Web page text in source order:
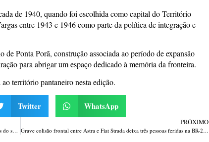
de 1940, quando foi escolhida como capital do Território
entre 1943 e 1946 como parte da política de integração e
Ponta Porã, construção associada ao período de expansão
para abrigar um espaço dedicado à memória da fronteira.
território pantaneiro nesta edição.
Twitter WhatsApp
Passo Fundo confirma 3º óbito por Influenza em 2026; vítimas eram todas do sexo feminino
PRÓXIMO
Grave colisão frontal entre Astra e Fiat Strada deixa três pessoas feridas na BR-285 em Passo Fundo